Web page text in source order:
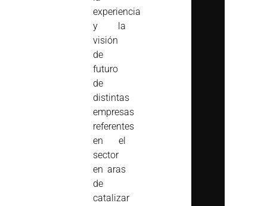
experiencia
y la
visión
de
futuro
de
distintas
empresas
referentes
en el
sector
en aras
de
catalizar